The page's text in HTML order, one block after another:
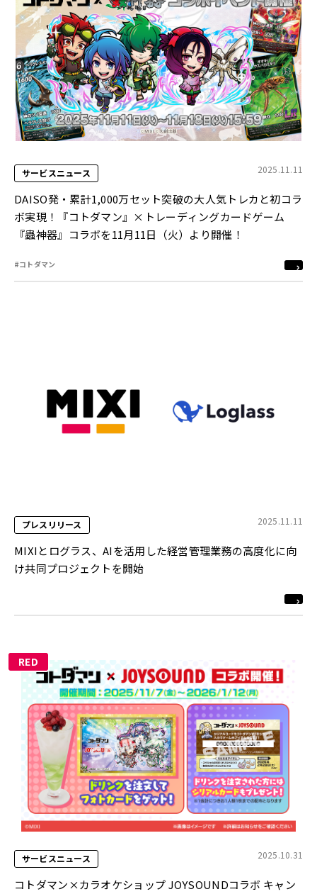
サービスニュース 2025.11.11
DAISO発・累計1,000万セット突破の大人気トレカと初コラ
ボ実現！『コトダマン』×トレーディングカードゲーム
『蟲神器』コラボを11月11日（火）より開催！
#コトダマン
プレスリリース 2025.11.11
MIXIとログラス、AIを活用した経営管理業務の高度化に向
け共同プロジェクトを開始
RED
サービスニュース 2025.10.31
コトダマン×カラオケショップ JOYSOUNDコラボ キャン